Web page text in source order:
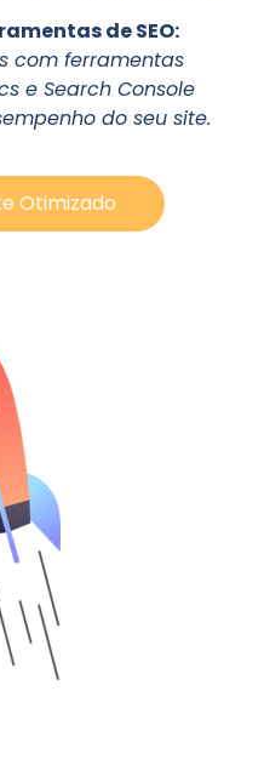
de SEO:
com ferramentas
e Search Console
do seu site.
Otimizado